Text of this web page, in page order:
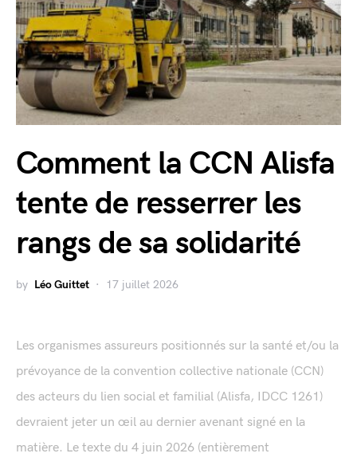
Comment la CCN Alisfa
tente de resserrer les
rangs de sa solidarité
by Léo Guittet 17 juillet 2026
Les organismes assureurs positionnés sur la santé et/ou la
prévoyance de la convention collective nationale (CCN)
des acteurs du lien social et familial (Alisfa, IDCC 1261)
devraient jeter un œil au dernier avenant signé en la
matière. Le texte du 4 juin 2026 (entièrement